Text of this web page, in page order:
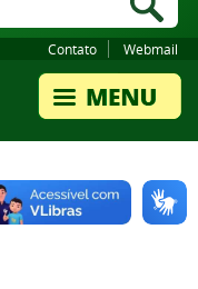
Contato Webmail